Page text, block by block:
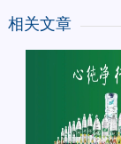
相关文章